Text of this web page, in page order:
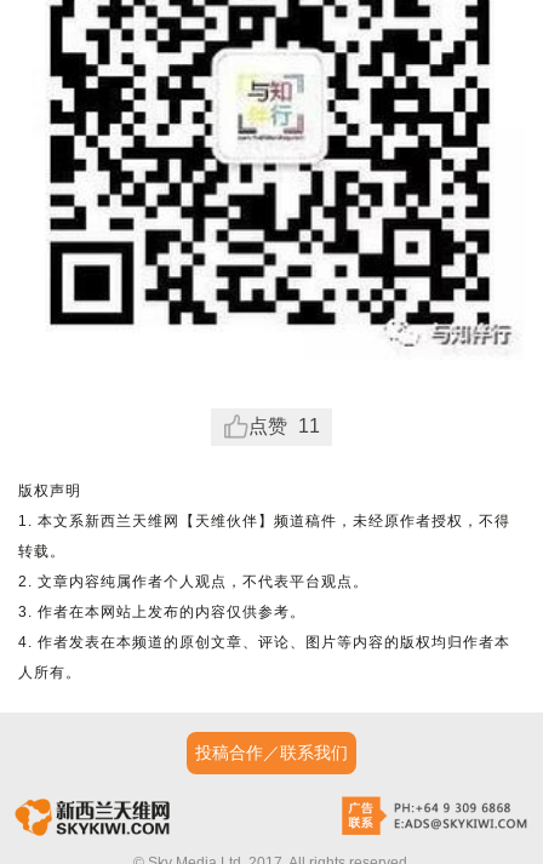
点赞 11
版权声明
1. 本文系新西兰天维网【天维伙伴】频道稿件，未经原作者授权，不得
转载。
2. 文章内容纯属作者个人观点，不代表平台观点。
3. 作者在本网站上发布的内容仅供参考。
4. 作者发表在本频道的原创文章、评论、图片等内容的版权均归作者本
人所有。
投稿合作／联系我们